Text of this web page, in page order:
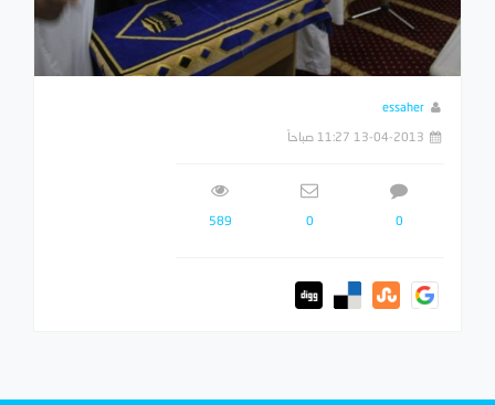
essaher
13-04-2013 11:27 صباحاً
0
0
589